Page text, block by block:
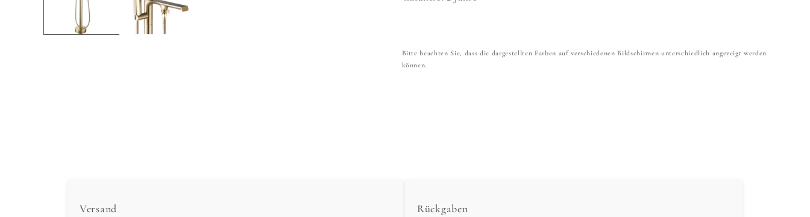
Bitte beachten Sie, dass die dargestellten Farben auf verschiedenen Bildschirmen unterschiedlich angezeigt werden
können.
Versand Rückgaben